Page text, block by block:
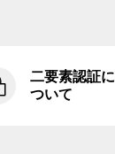
二要素認証に
ついて